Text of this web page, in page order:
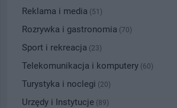
Reklama i media (51)
Rozrywka i gastronomia (70)
Sport i rekreacja (23)
Telekomunikacja i komputery (60)
Turystyka i noclegi (20)
Urzędy i Instytucje (89)